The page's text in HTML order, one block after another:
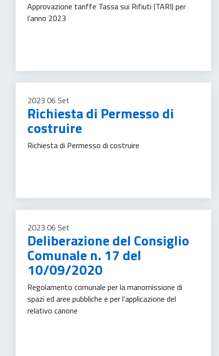
Approvazione tariffe Tassa sui Rifiuti (TARI) per
l’anno 2023
2023 06 Set
Richiesta di Permesso di
costruire
Richiesta di Permesso di costruire
2023 06 Set
Deliberazione del Consiglio
Comunale n. 17 del
10/09/2020
Regolamento comunale per la manomissione di
spazi ed aree pubbliche e per l’applicazione del
relativo canone